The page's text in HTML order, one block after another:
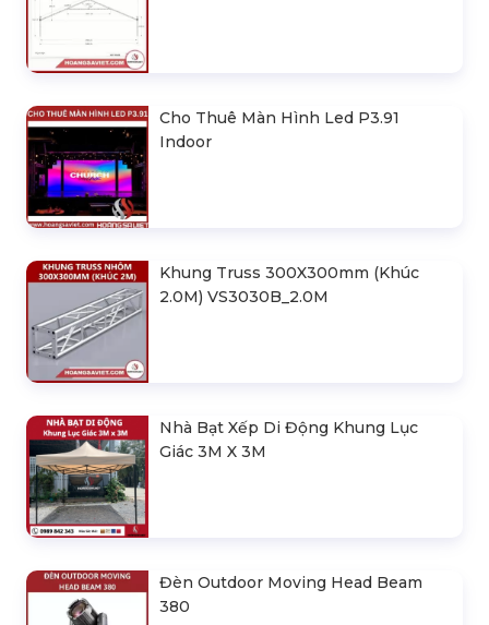
Cho Thuê Màn Hình Led P3.91
Indoor
Khung Truss 300X300mm (Khúc
2.0M) VS3030B_2.0M
Nhà Bạt Xếp Di Động Khung Lục
Giác 3M X 3M
Đèn Outdoor Moving Head Beam
380